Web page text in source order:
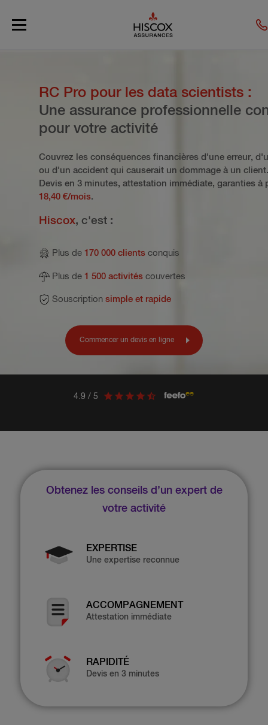
RC Pro pour les data scientists :
Une assurance professionnelle
pour votre activité
Couvrez les conséquences financières d'une erreur,
ou d'un accident qui causerait un dommage à un
Devis en 3 minutes, attestation immédiate, garanties à
18,40 €/mois.
Hiscox, c'est :
Plus de 170 000 clients conquis
Plus de 1 500 activités couvertes
Souscription simple et rapide
Commencer un devis en ligne
4.9 / 5
Obtenez les conseils d’un expert de
votre activité
EXPERTISE
Une expertise reconnue
ACCOMPAGNEMENT
Attestation immédiate
RAPIDITÉ
Devis en 3 minutes